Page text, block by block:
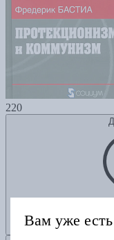
220
Вам уже есть